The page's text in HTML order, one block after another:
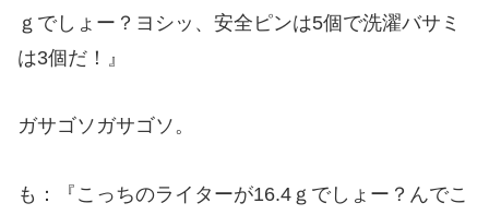
ｇでしょー？ヨシッ、安全ピンは5個で洗濯バサミ
は3個だ！』
ガサゴソガサゴソ。
も：『こっちのライターが16.4ｇでしょー？んでこ